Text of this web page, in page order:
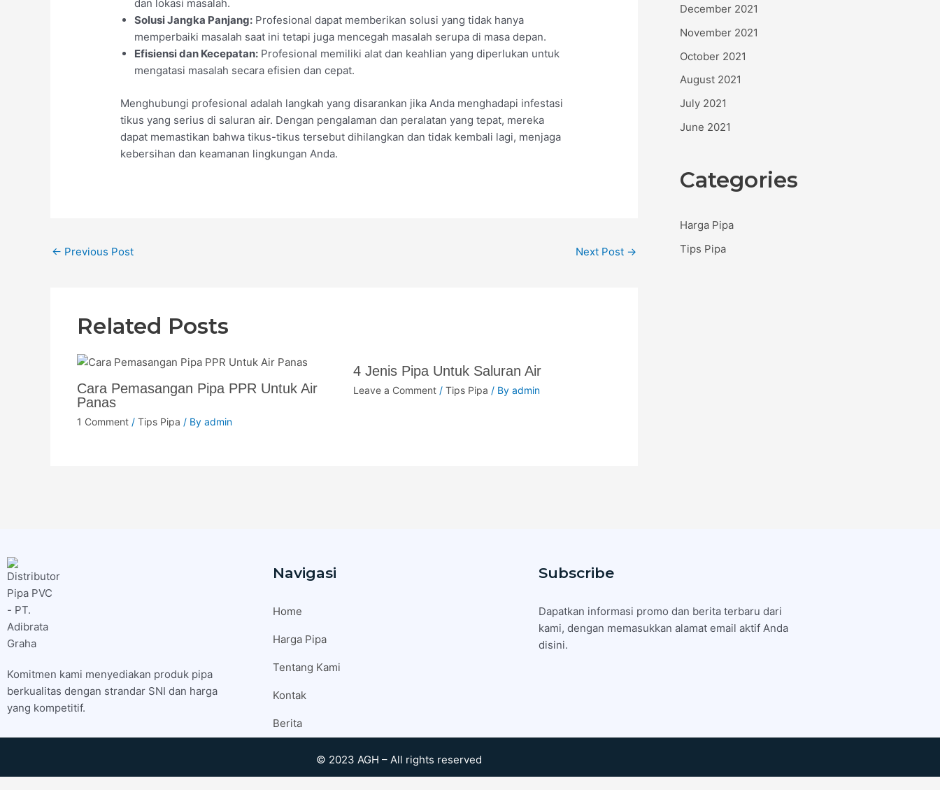
dan lokasi masalah.
Solusi Jangka Panjang: Profesional dapat memberikan solusi yang tidak hanya
memperbaiki masalah saat ini tetapi juga mencegah masalah serupa di masa depan.
Efisiensi dan Kecepatan: Profesional memiliki alat dan keahlian yang diperlukan untuk
mengatasi masalah secara efisien dan cepat.
Menghubungi profesional adalah langkah yang disarankan jika Anda menghadapi infestasi
tikus yang serius di saluran air. Dengan pengalaman dan peralatan yang tepat, mereka
dapat memastikan bahwa tikus-tikus tersebut dihilangkan dan tidak kembali lagi, menjaga
kebersihan dan keamanan lingkungan Anda.
← Previous Post Next Post →
Related Posts
Cara Pemasangan Pipa PPR Untuk Air
Panas
1 Comment / Tips Pipa / By admin
4 Jenis Pipa Untuk Saluran Air
Leave a Comment / Tips Pipa / By admin
December 2021
November 2021
October 2021
August 2021
July 2021
June 2021
Categories
Harga Pipa
Tips Pipa
Komitmen kami menyediakan produk pipa
berkualitas dengan strandar SNI dan harga
yang kompetitif.
Navigasi
Home
Harga Pipa
Tentang Kami
Kontak
Berita
Subscribe
Dapatkan informasi promo dan berita terbaru dari
kami, dengan memasukkan alamat email aktif Anda
disini.
© 2023 AGH – All rights reserved